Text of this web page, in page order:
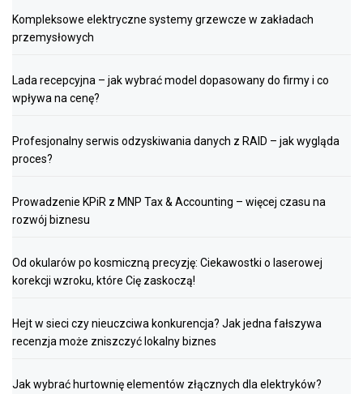
Kompleksowe elektryczne systemy grzewcze w zakładach
przemysłowych
Lada recepcyjna – jak wybrać model dopasowany do firmy i co
wpływa na cenę?
Profesjonalny serwis odzyskiwania danych z RAID – jak wygląda
proces?
Prowadzenie KPiR z MNP Tax & Accounting – więcej czasu na
rozwój biznesu
Od okularów po kosmiczną precyzję: Ciekawostki o laserowej
korekcji wzroku, które Cię zaskoczą!
Hejt w sieci czy nieuczciwa konkurencja? Jak jedna fałszywa
recenzja może zniszczyć lokalny biznes
Jak wybrać hurtownię elementów złącznych dla elektryków?